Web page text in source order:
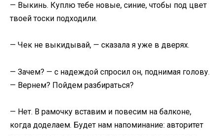
— Выкинь. Куплю тебе новые, синие, чтобы под цвет
твоей тоски подходили.
— Чек не выкидывай, — сказала я уже в дверях.
— Зачем? — с надеждой спросил он, поднимая голову.
— Вернем? Пойдем разбираться?
— Нет. В рамочку вставим и повесим на балконе,
когда доделаем. Будет нам напоминание: авторитет